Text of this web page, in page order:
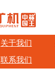
关于我们
联系我们